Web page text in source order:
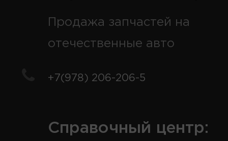
Продажа запчастей на
отечественные авто
+7(978) 206-206-5
Справочный центр: